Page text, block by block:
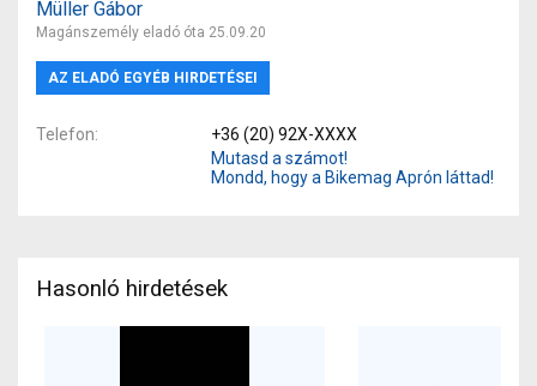
Müller Gábor
Magánszemély eladó óta 25.09.20
AZ ELADÓ EGYÉB HIRDETÉSEI
Telefon
+36 (20) 92X-XXXX
Mutasd a számot!
Mondd, hogy a Bikemag Aprón láttad!
Hasonló hirdetések